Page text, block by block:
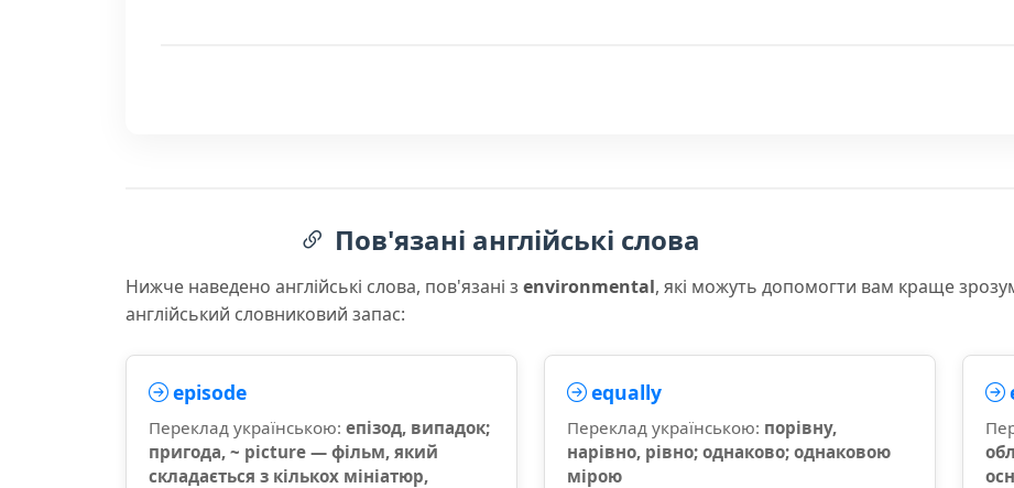
Пов'язані англійські слова
Нижче наведено англійські слова, пов'язані з environmental, які можуть допомогти вам краще
англійський словниковий запас:
episode
Переклад українською: епізод, випадок;
пригода, ~ picture — фільм, який
складається з кількох мініатюр,
equally
Переклад українською: порівну,
нарівно, рівно; однаково; однаковою
мірою